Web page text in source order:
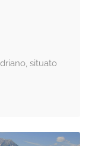
situato